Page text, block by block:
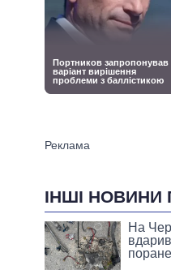
ІНШІ НОВИНИ
На